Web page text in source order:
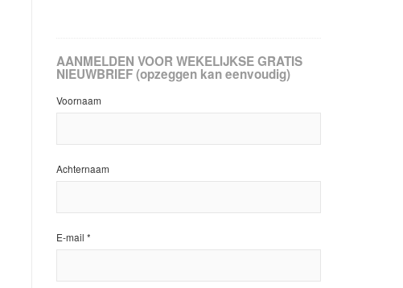
AANMELDEN VOOR WEKELIJKSE GRATIS
NIEUWBRIEF (opzeggen kan eenvoudig)
Voornaam
Achternaam
E-mail *